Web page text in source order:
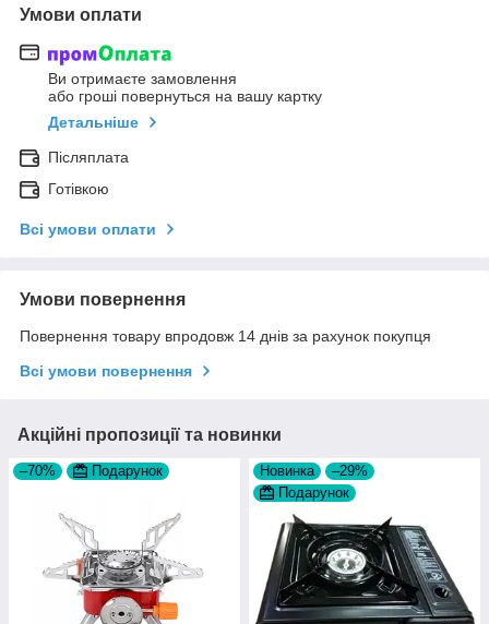
Умови оплати
Ви отримаєте замовлення
або гроші повернуться на вашу картку
Детальніше
Післяплата
Готівкою
Всі умови оплати
Умови повернення
Повернення товару впродовж 14 днів за рахунок покупця
Всі умови повернення
Акційні пропозиції та новинки
–70% Подарунок Новинка
–29%
Подарунок